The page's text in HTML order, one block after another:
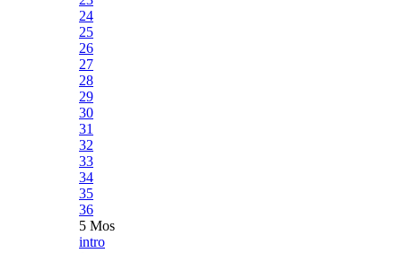
24
25
26
27
28
29
30
31
32
33
34
35
36
5 Mos
intro